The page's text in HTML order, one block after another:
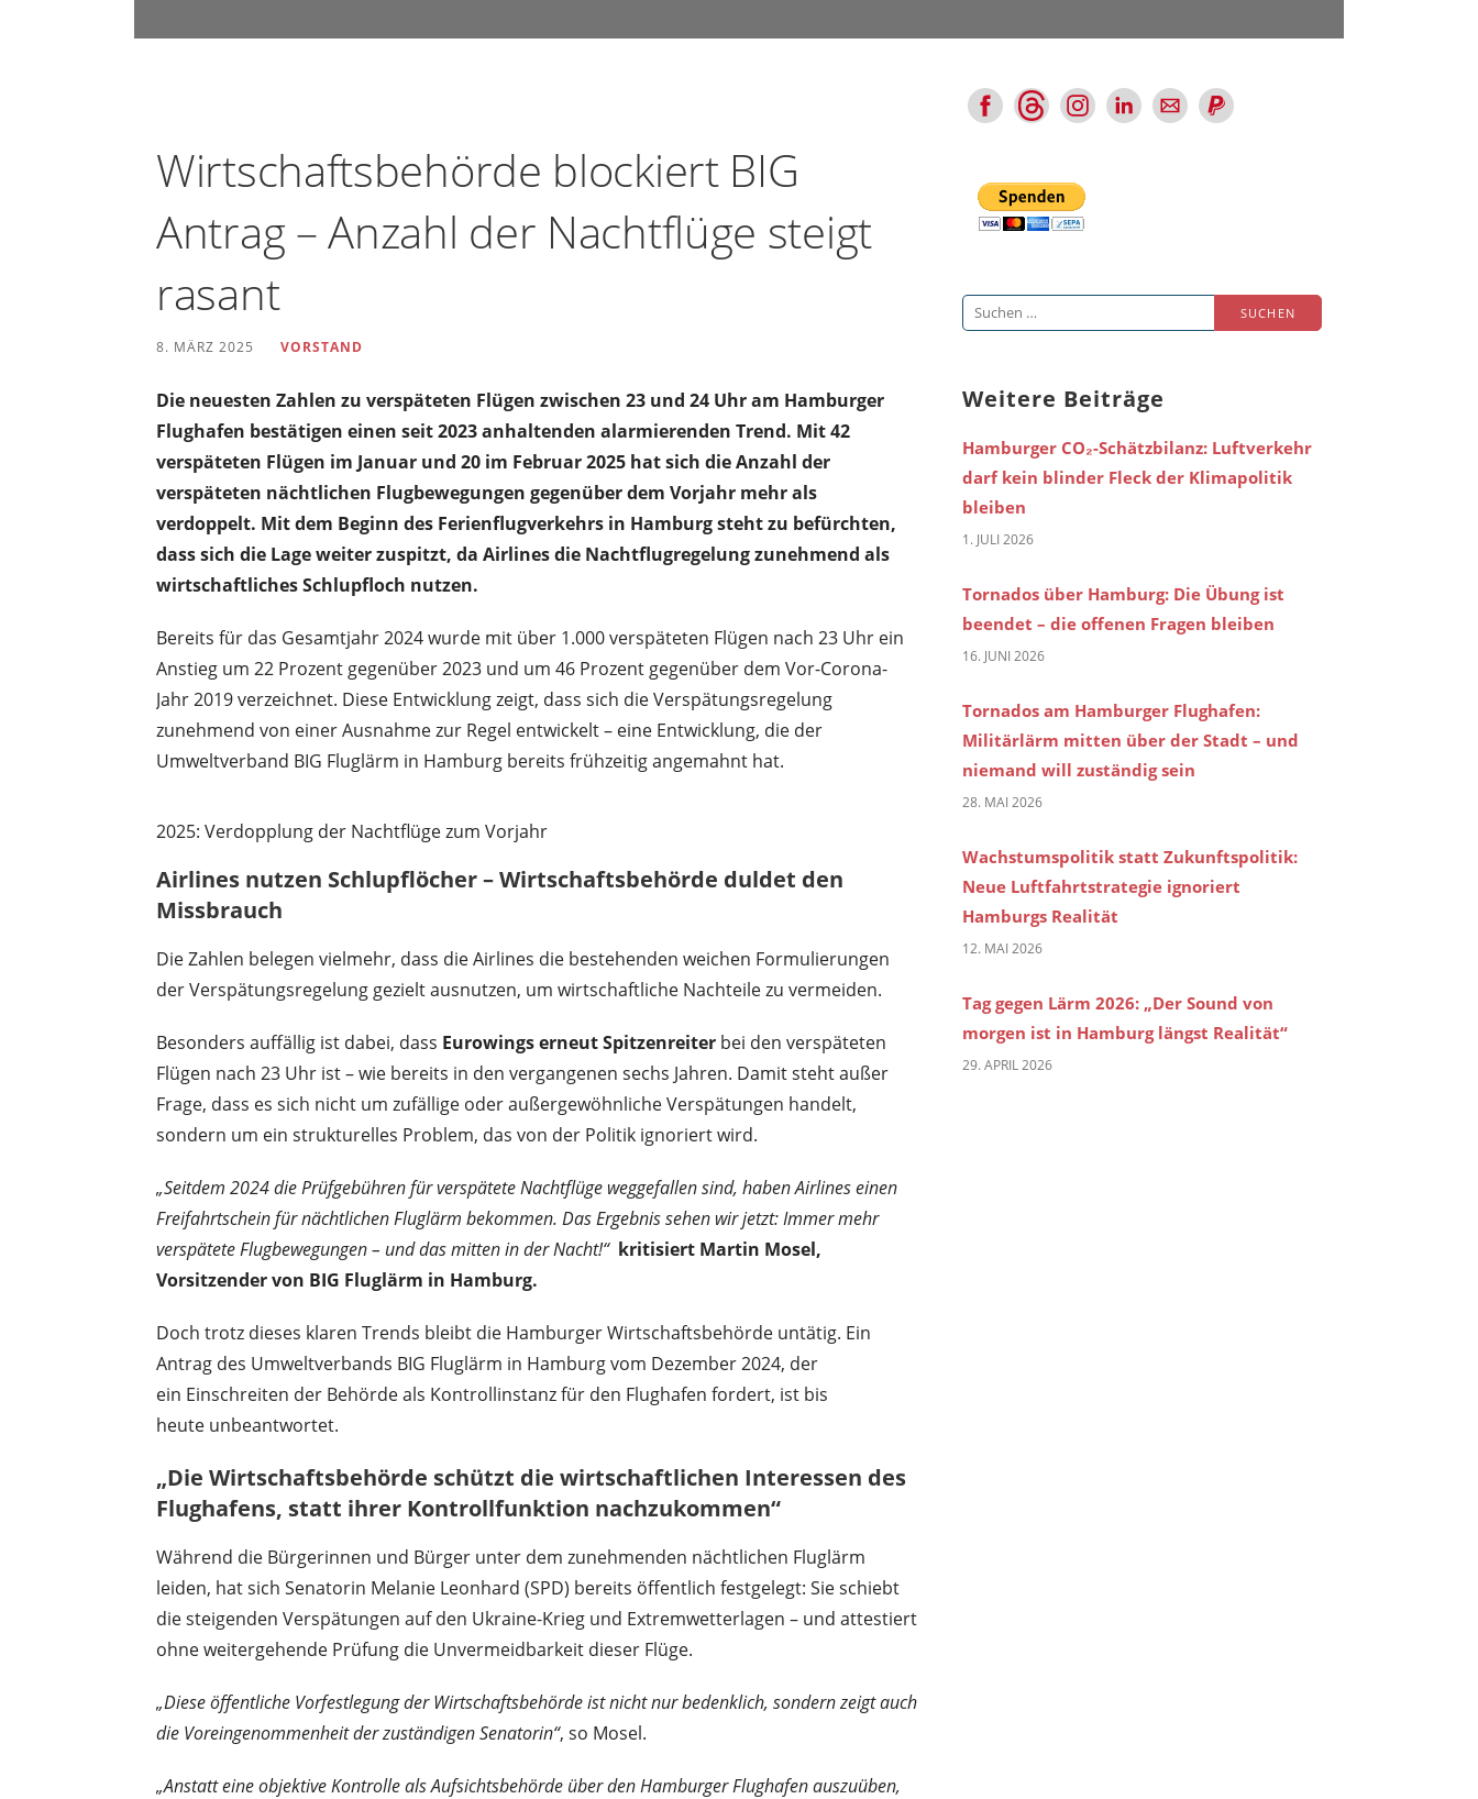
w
l
t
m
u
t
v
e
r
k
Wirtschaftsbehörde blockiert BIG
Antrag – Anzahl der Nachtflüge steigt
rasant
8. MÄRZ 2025 VORSTAND
Die neuesten Zahlen zu verspäteten Flügen zwischen 23 und 24 Uhr am Hamburger
Flughafen bestätigen einen seit 2023 anhaltenden alarmierenden Trend. Mit 42
verspäteten Flügen im Januar und 20 im Februar 2025 hat sich die Anzahl der
verspäteten nächtlichen Flugbewegungen gegenüber dem Vorjahr mehr als
verdoppelt. Mit dem Beginn des Ferienflugverkehrs in Hamburg steht zu befürchten,
dass sich die Lage weiter zuspitzt, da Airlines die Nachtflugregelung zunehmend als
wirtschaftliches Schlupfloch nutzen.
Bereits für das Gesamtjahr 2024 wurde mit über 1.000 verspäteten Flügen nach 23 Uhr ein
Anstieg um 22 Prozent gegenüber 2023 und um 46 Prozent gegenüber dem Vor-Corona-
Jahr 2019 verzeichnet. Diese Entwicklung zeigt, dass sich die Verspätungsregelung
zunehmend von einer Ausnahme zur Regel entwickelt – eine Entwicklung, die der
Umweltverband BIG Fluglärm in Hamburg bereits frühzeitig angemahnt hat.
2025: Verdopplung der Nachtflüge zum Vorjahr
Airlines nutzen Schlupflöcher – Wirtschaftsbehörde duldet den
Missbrauch
Die Zahlen belegen vielmehr, dass die Airlines die bestehenden weichen Formulierungen
der Verspätungsregelung gezielt ausnutzen, um wirtschaftliche Nachteile zu vermeiden.
Besonders auffällig ist dabei, dass Eurowings erneut Spitzenreiter bei den verspäteten
Flügen nach 23 Uhr ist – wie bereits in den vergangenen sechs Jahren. Damit steht außer
Frage, dass es sich nicht um zufällige oder außergewöhnliche Verspätungen handelt,
sondern um ein strukturelles Problem, das von der Politik ignoriert wird.
„Seitdem 2024 die Prüfgebühren für verspätete Nachtflüge weggefallen sind, haben Airlines einen
Freifahrtschein für nächtlichen Fluglärm bekommen. Das Ergebnis sehen wir jetzt: Immer mehr
verspätete Flugbewegungen – und das mitten in der Nacht!“ kritisiert Martin Mosel,
Vorsitzender von BIG Fluglärm in Hamburg.
Doch trotz dieses klaren Trends bleibt die Hamburger Wirtschaftsbehörde untätig. Ein
Antrag des Umweltverbands BIG Fluglärm in Hamburg vom Dezember 2024, der
ein Einschreiten der Behörde als Kontrollinstanz für den Flughafen fordert, ist bis
heute unbeantwortet.
„Die Wirtschaftsbehörde schützt die wirtschaftlichen Interessen des
Flughafens, statt ihrer Kontrollfunktion nachzukommen“
Während die Bürgerinnen und Bürger unter dem zunehmenden nächtlichen Fluglärm
leiden, hat sich Senatorin Melanie Leonhard (SPD) bereits öffentlich festgelegt: Sie schiebt
die steigenden Verspätungen auf den Ukraine-Krieg und Extremwetterlagen – und attestiert
ohne weitergehende Prüfung die Unvermeidbarkeit dieser Flüge.
„Diese öffentliche Vorfestlegung der Wirtschaftsbehörde ist nicht nur bedenklich, sondern zeigt auch
die Voreingenommenheit der zuständigen Senatorin“, so Mosel.
„Anstatt eine objektive Kontrolle als Aufsichtsbehörde über den Hamburger Flughafen auszuüben,
Suchen
Weitere Beiträge
Hamburger CO₂-Schätzbilanz: Luftverkehr
darf kein blinder Fleck der Klimapolitik
bleiben
1. JULI 2026
Tornados über Hamburg: Die Übung ist
beendet – die offenen Fragen bleiben
16. JUNI 2026
Tornados am Hamburger Flughafen:
Militärlärm mitten über der Stadt – und
niemand will zuständig sein
28. MAI 2026
Wachstumspolitik statt Zukunftspolitik:
Neue Luftfahrtstrategie ignoriert
Hamburgs Realität
12. MAI 2026
Tag gegen Lärm 2026: „Der Sound von
morgen ist in Hamburg längst Realität“
29. APRIL 2026